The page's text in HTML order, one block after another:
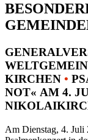
KIRCHEN •
NOT« AM 4.
Am Dienstag, 4. Juli